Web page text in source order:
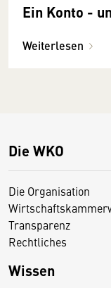
Ein Konto -
Weiterlesen
Die WKO
Die Organisation
Transparenz
Rechtliches
Wissen